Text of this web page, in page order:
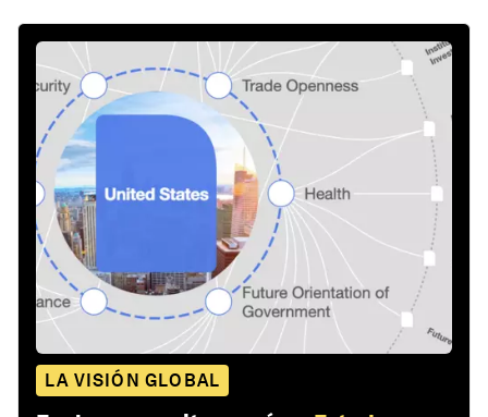
LA VISIÓN GLOBAL